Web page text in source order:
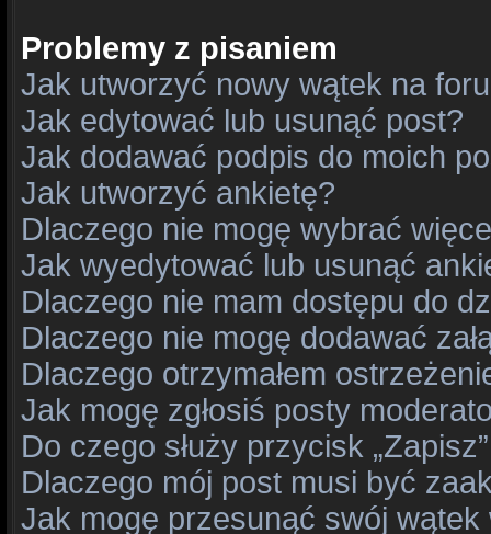
Problemy z pisaniem
Jak utworzyć nowy wątek na
Jak edytować lub usunąć post?
Jak dodawać podpis do moich
Jak utworzyć ankietę?
Dlaczego nie mogę wybrać
Jak wyedytować lub usunąć
Dlaczego nie mam dostępu do
Dlaczego nie mogę dodawać
Dlaczego otrzymałem
Jak mogę zgłosiś posty
Do czego służy przycisk
Dlaczego mój post musi być
Jak mogę przesunąć swój wątek